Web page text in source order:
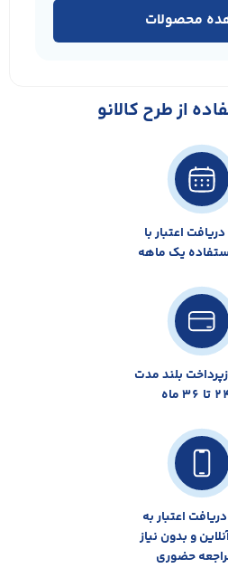
محصولات
از طرح کالانو
اعتبار با
یک ماهه
بلند مدت
اعتبار به
و بدون نیاز
حضوری